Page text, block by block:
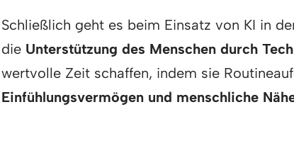
Schließlich geht es beim Einsatz von KI in
die Unterstützung des Menschen durch
wertvolle Zeit schaffen, indem sie
Einfühlungsvermögen und menschliche